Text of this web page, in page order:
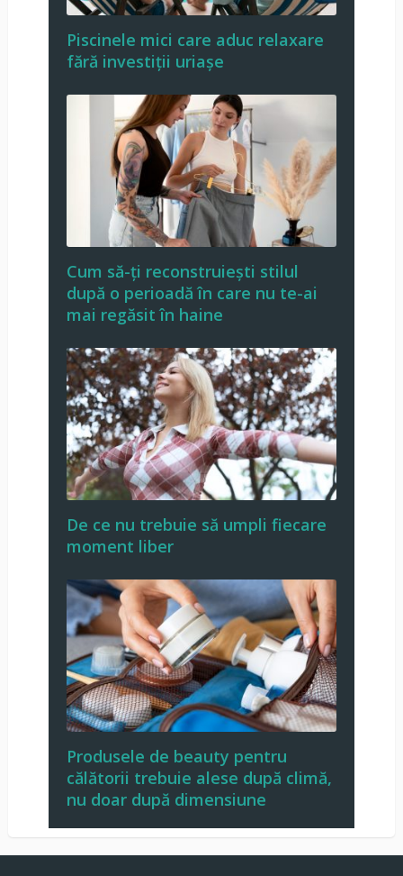
Piscinele mici care aduc relaxare
fără investiții uriașe
Cum să-ți reconstruiești stilul
după o perioadă în care nu te-ai
mai regăsit în haine
De ce nu trebuie să umpli fiecare
moment liber
Produsele de beauty pentru
călătorii trebuie alese după climă,
nu doar după dimensiune